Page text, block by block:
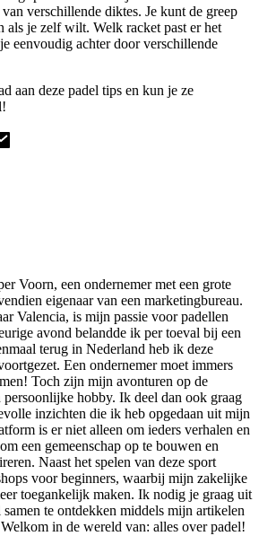
verschillende diktes. Je kunt de greep
als je zelf wilt. Welk racket past er het
eenvoudig achter door verschillende
aan deze padel tips en kun je ze
Voorn, een ondernemer met een grote
eigenaar van een marketingbureau.
Valencia, is mijn passie voor padellen
avond belandde ik per toeval bij een
terug in Nederland heb ik deze
Een ondernemer moet immers
Toch zijn mijn avonturen op de
persoonlijke hobby. Ik deel dan ook graag
inzichten die ik heb opgedaan uit mijn
is er niet alleen om ieders verhalen en
een gemeenschap op te bouwen en
Naast het spelen van deze sport
voor beginners, waarbij mijn zakelijke
toegankelijk maken. Ik nodig je graag uit
te ontdekken middels mijn artikelen
in de wereld van: alles over padel!